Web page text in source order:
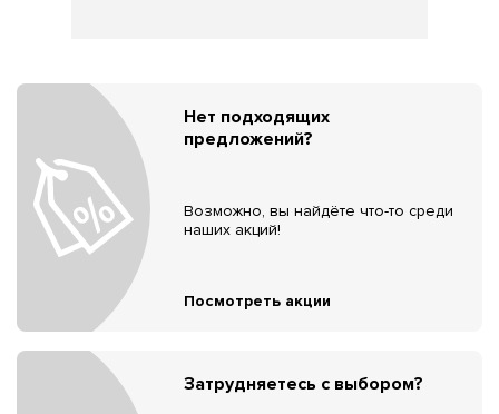
Нет подходящих
предложений?
Возможно, вы найдёте что-то среди
наших акций!
Посмотреть акции
Затрудняетесь с выбором?